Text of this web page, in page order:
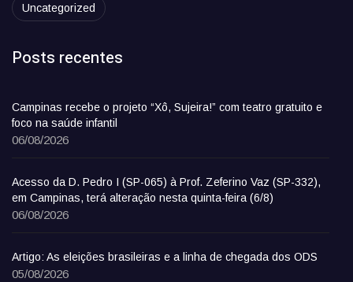
Uncategorized
Posts recentes
Campinas recebe o projeto “Xô, Sujeira!” com teatro gratuito e
foco na saúde infantil
06/08/2026
Acesso da D. Pedro I (SP-065) à Prof. Zeferino Vaz (SP-332),
em Campinas, terá alteração nesta quinta-feira (6/8)
06/08/2026
Artigo: As eleições brasileiras e a linha de chegada dos ODS
05/08/2026